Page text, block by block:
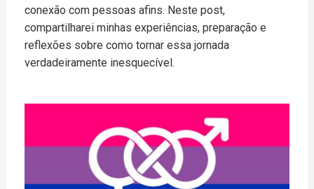
conexão com pessoas afins. Neste post,
compartilharei minhas experiências, preparação e
reflexões sobre como tornar essa jornada
verdadeiramente inesquecível.